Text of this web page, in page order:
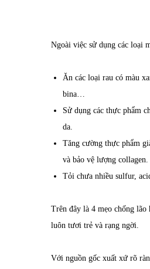
Ngoài việc sử dụng các loại
Ăn các loại rau có màu
bina…
Sử dụng các thực phẩm
da.
Tăng cường thực phẩm
và bảo vệ lượng collagen.
Tỏi chưa nhiều sulfur,
Trên đây là 4 mẹo chống lão
luôn tươi trẻ và rạng ngời.
Với nguồn gốc xuất xứ rõ